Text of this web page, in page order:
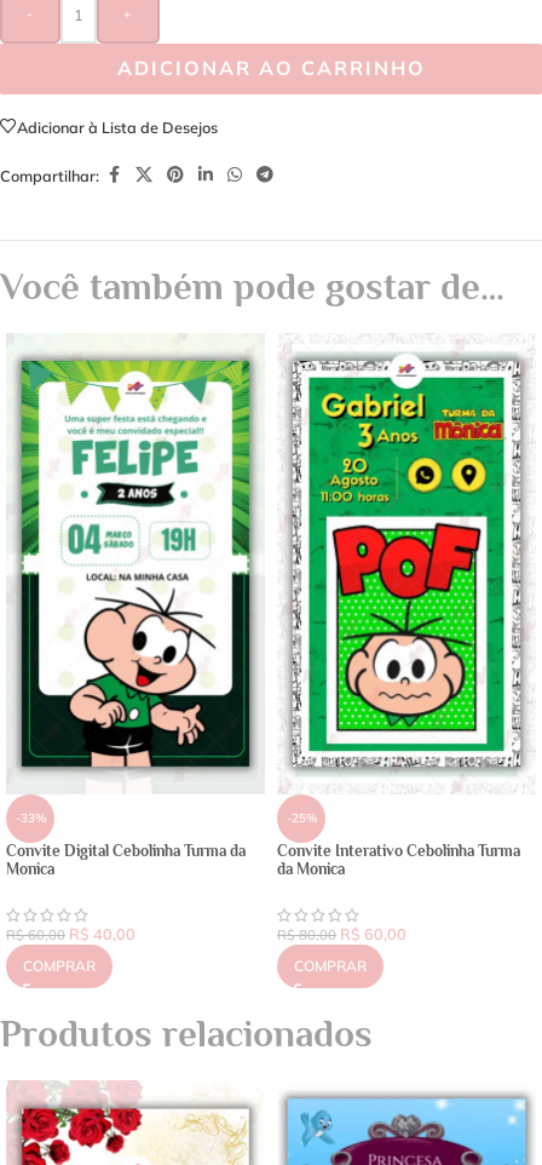
- +
ADICIONAR AO CARRINHO
Adicionar à Lista de Desejos
Compartilhar:
Você também pode gostar de…
-33%
Convite Digital Cebolinha Turma da
Monica
R$60,00 R$ 40,00
COMPRAR
-25%
Convite Interativo Cebolinha Turma
da Monica
R$80,00 R$ 60,00
COMPRAR
Produtos relacionados